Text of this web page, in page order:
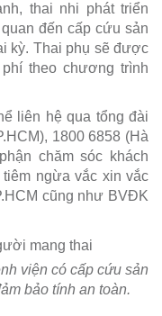
thai nhi phát triển
đến cấp cứu sản
kỳ. Thai phụ sẽ được
theo chương trình
liên hệ qua tổng đài
1800 6858 (Hà
chăm sóc khách
ngừa vắc xin vắc
cũng như BVĐK
viện có cấp cứu sản
bảo tính an toàn.